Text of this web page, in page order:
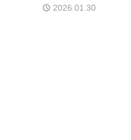
2026.01.30